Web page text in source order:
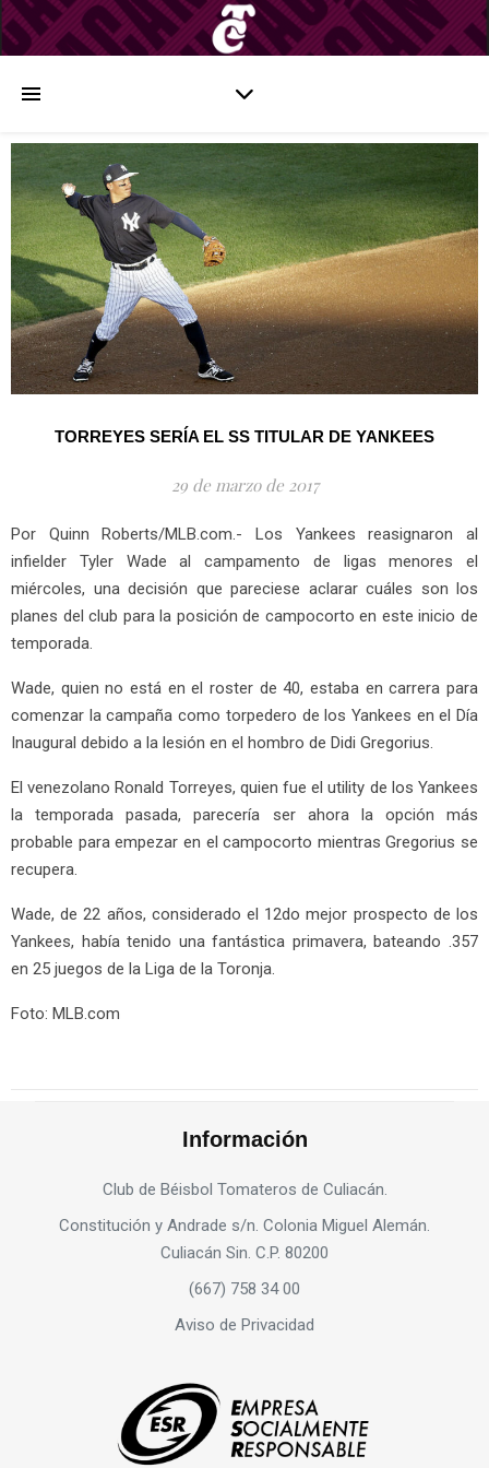
TORREYES SERÍA EL SS TITULAR DE YANKEES
29 de marzo de 2017
Por Quinn Roberts/MLB.com.- Los Yankees reasignaron al
infielder Tyler Wade al campamento de ligas menores el
miércoles, una decisión que pareciese aclarar cuáles son los
planes del club para la posición de campocorto en este inicio de
temporada.
Wade, quien no está en el roster de 40, estaba en carrera para
comenzar la campaña como torpedero de los Yankees en el Día
Inaugural debido a la lesión en el hombro de Didi Gregorius.
El venezolano Ronald Torreyes, quien fue el utility de los Yankees
la temporada pasada, parecería ser ahora la opción más
probable para empezar en el campocorto mientras Gregorius se
recupera.
Wade, de 22 años, considerado el 12do mejor prospecto de los
Yankees, había tenido una fantástica primavera, bateando .357
en 25 juegos de la Liga de la Toronja.
Foto: MLB.com
Información
Club de Béisbol Tomateros de Culiacán.
Constitución y Andrade s/n. Colonia Miguel Alemán.
Culiacán Sin. C.P. 80200
(667) 758 34 00
Aviso de Privacidad